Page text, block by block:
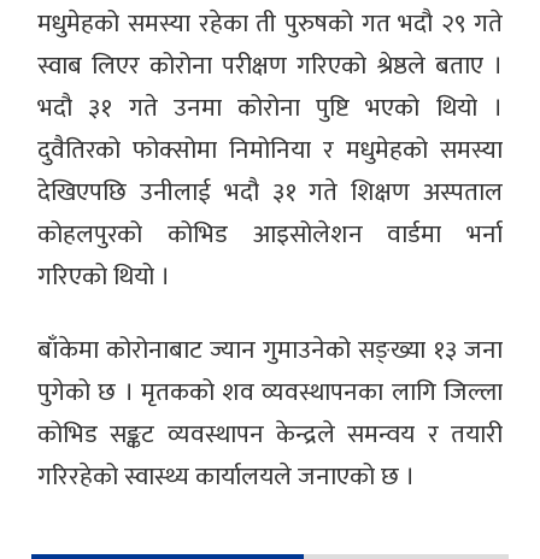
मधुमेहको समस्या रहेका ती पुरुषको गत भदौ २९ गते
स्वाब लिएर कोरोना परीक्षण गरिएको श्रेष्ठले बताए ।
भदौ ३१ गते उनमा कोरोना पुष्टि भएको थियो ।
दुवैतिरको फोक्सोमा निमोनिया र मधुमेहको समस्या
देखिएपछि उनीलाई भदौ ३१ गते शिक्षण अस्पताल
कोहलपुरको कोभिड आइसोलेशन वार्डमा भर्ना
गरिएको थियो ।
बाँकेमा कोरोनाबाट ज्यान गुमाउनेको सङ्ख्या १३ जना
पुगेको छ । मृतकको शव व्यवस्थापनका लागि जिल्ला
कोभिड सङ्कट व्यवस्थापन केन्द्रले समन्वय र तयारी
गरिरहेको स्वास्थ्य कार्यालयले जनाएको छ ।